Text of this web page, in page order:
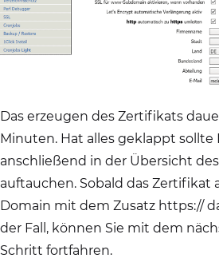
Das erzeugen des Zertifikats
Minuten. Hat alles geklappt sollte
anschließend in der Übersicht
auftauchen. Sobald das Zertifikat
Domain mit dem Zusatz https://
der Fall, können Sie mit dem
Schritt fortfahren.